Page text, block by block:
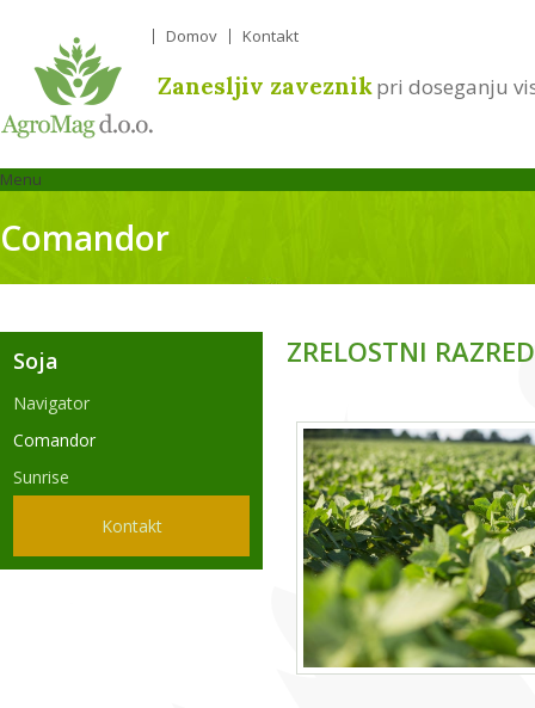
Domov Kontakt
Zanesljiv zaveznikpri doseganju
Menu
Comandor
Soja
Navigator
Comandor
Sunrise
Kontakt
ZRELOSTNI